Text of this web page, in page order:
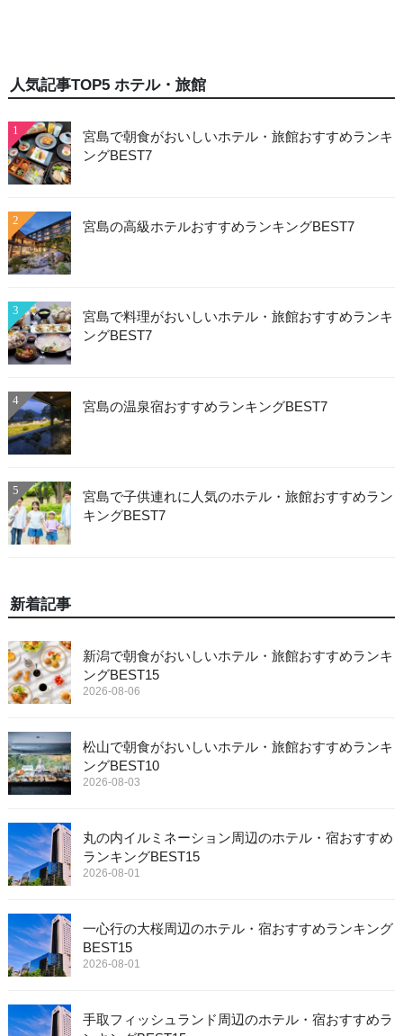
人気記事TOP5 ホテル・旅館
1
宮島で朝食がおいしいホテル・旅館おすすめランキ
ングBEST7
2 宮島の高級ホテルおすすめランキングBEST7
3
宮島で料理がおいしいホテル・旅館おすすめランキ
ングBEST7
4 宮島の温泉宿おすすめランキングBEST7
5
宮島で子供連れに人気のホテル・旅館おすすめラン
キングBEST7
新着記事
新潟で朝食がおいしいホテル・旅館おすすめランキ
ングBEST15
2026-08-06
松山で朝食がおいしいホテル・旅館おすすめランキ
ングBEST10
2026-08-03
丸の内イルミネーション周辺のホテル・宿おすすめ
ランキングBEST15
2026-08-01
一心行の大桜周辺のホテル・宿おすすめランキング
BEST15
2026-08-01
手取フィッシュランド周辺のホテル・宿おすすめラ